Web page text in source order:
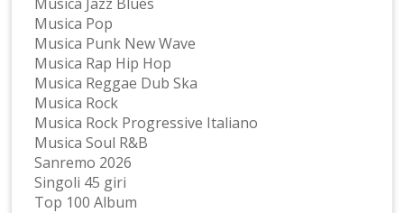
Musica Pop
Musica Punk New Wave
Musica Rap Hip Hop
Musica Reggae Dub Ska
Musica Rock
Musica Rock Progressive Italiano
Musica Soul R&B
Sanremo 2026
Singoli 45 giri
Top 100 Album